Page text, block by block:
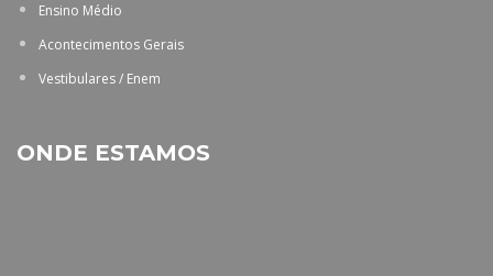
Ensino Médio
Acontecimentos Gerais
Vestibulares / Enem
ONDE ESTAMOS